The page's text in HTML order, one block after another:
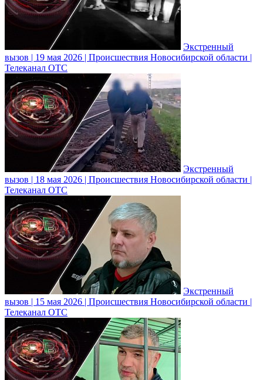
Экстренный
вызов | 19 мая 2026 | Происшествия Новосибирской области |
Телеканал ОТС
Экстренный
вызов | 18 мая 2026 | Происшествия Новосибирской области |
Телеканал ОТС
Экстренный
вызов | 15 мая 2026 | Происшествия Новосибирской области |
Телеканал ОТС